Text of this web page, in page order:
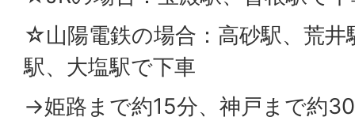
☆山陽電鉄の場合：高砂駅、荒井
駅、大塩駅で下車
→姫路まで約15分、神戸まで約